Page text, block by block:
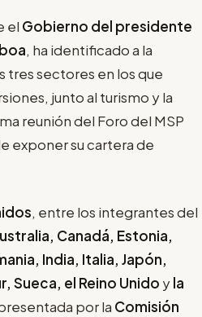
el Gobierno del presidente
, ha identificado a la
tres sectores en los que
junto al turismo y la
reunión del Foro del MSP
exponer su cartera de
, entre los integrantes del
Canadá, Estonia,
India, Italia, Japón,
Sueca, el Reino Unido yla
por la Comisión